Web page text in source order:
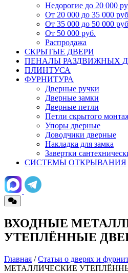
Недорогие до 20 000
От 20 000 до 35 000
От 35 000 до 50 000
От 50 000 руб.
Распродажа
СКРЫТЫЕ ДВЕРИ
ПЕНАЛЫ РАЗДВИЖНЫХ
ПЛИНТУСА
ФУРНИТУРА
Дверные ручки
Дверные замки
Дверные петли
Петли скрытого
Упоры дверные
Доводчики дверные
Накладка для замка
Завертки
СИСТЕМЫ ОТКРЫВАНИЯ
ВХОДНЫЕ
УТЕПЛЁННЫЕ
Главная /Статьи о дверях и
МЕТАЛЛИЧЕСКИЕ